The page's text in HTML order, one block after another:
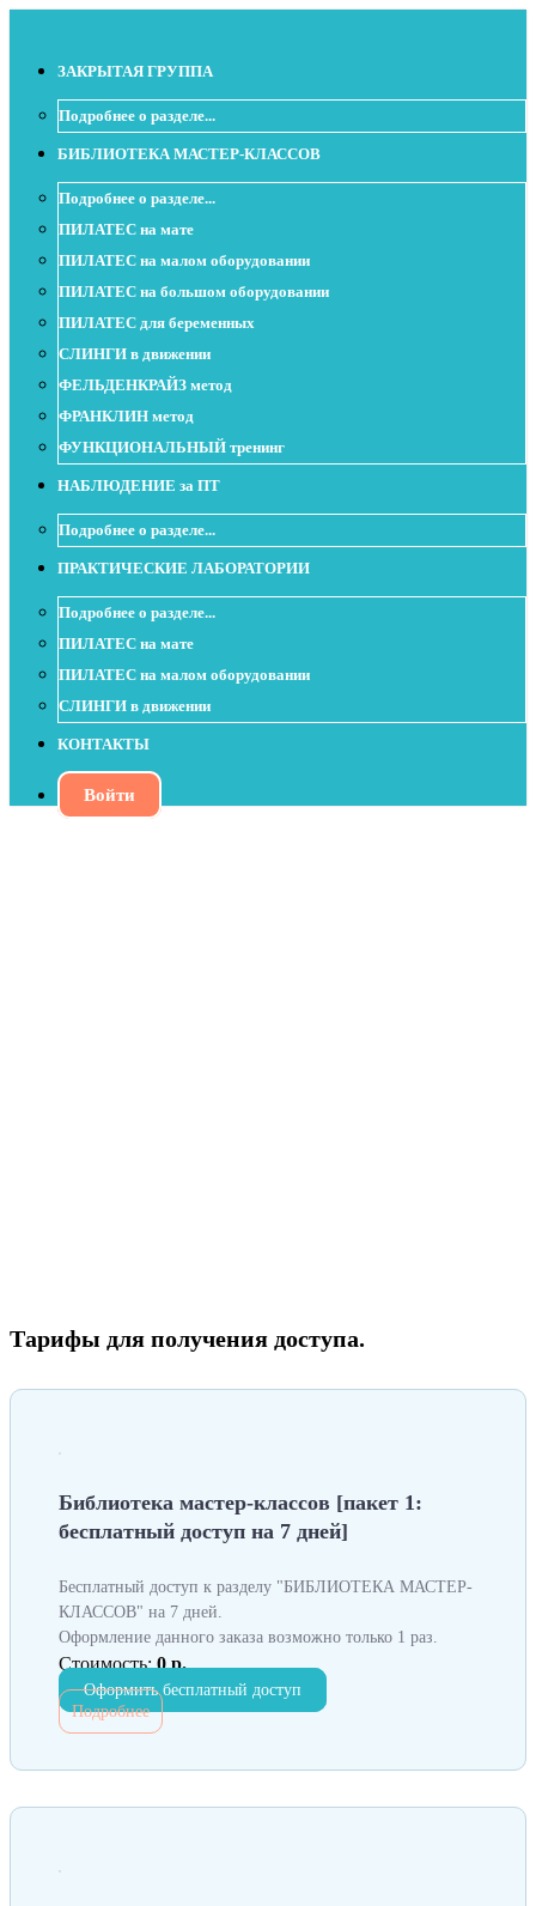
ЗАКРЫТАЯ ГРУППА
Подробнее о разделе...
БИБЛИОТЕКА МАСТЕР-КЛАССОВ
Подробнее о разделе...
ПИЛАТЕС на мате
ПИЛАТЕС на малом оборудовании
ПИЛАТЕС на большом оборудовании
ПИЛАТЕС для беременных
СЛИНГИ в движении
ФЕЛЬДЕНКРАЙЗ метод
ФРАНКЛИН метод
ФУНКЦИОНАЛЬНЫЙ тренинг
НАБЛЮДЕНИЕ за ПТ
Подробнее о разделе...
ПРАКТИЧЕСКИЕ ЛАБОРАТОРИИ
Подробнее о разделе...
ПИЛАТЕС на мате
ПИЛАТЕС на малом оборудовании
СЛИНГИ в движении
КОНТАКТЫ
Войти
Тарифы для получения доступа.
Библиотека мастер-классов [пакет 1:
бесплатный доступ на 7 дней]
Бесплатный доступ к разделу "БИБЛИОТЕКА МАСТЕР-
КЛАССОВ" на 7 дней.
Оформление данного заказа возможно только 1 раз.
Стоимость: 0 р.
Оформить бесплатный доступ
Подробнее